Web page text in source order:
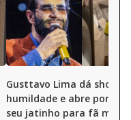
Gusttavo Lima dá show
humildade e abre portas
seu jatinho para fã mirim